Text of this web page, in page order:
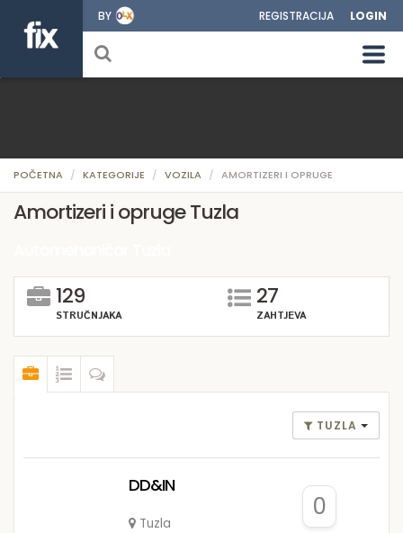
BY REGISTRACIJA LOGIN
POČETNA KATEGORIJE VOZILA AMORTIZERI I OPRUGE
Amortizeri i opruge Tuzla
129
STRUČNJAKA
27
ZAHTJEVA
TUZLA
DD&IN
Tuzla
0